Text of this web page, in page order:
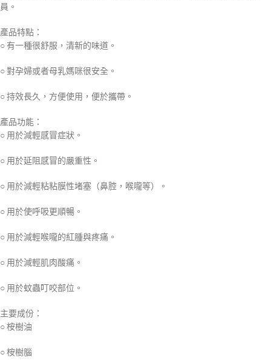
員。
產品特點：
○ 有一種很舒服，清新的味道。
○ 對孕婦或者母乳媽咪很安全。
○ 持效長久，方便使用，便於攜帶。
產品功能：
○ 用於減輕感冒症狀。
○ 用於延阻感冒的嚴重性。
○ 用於減輕粘粘膜性堵塞（鼻腔，喉嚨等）。
○ 用於使呼吸更順暢。
○ 用於減輕喉嚨的紅腫與疼痛。
○ 用於減輕肌肉酸痛。
○ 用於蚊蟲叮咬部位。
主要成份：
○ 桉樹油
○ 桉樹腦